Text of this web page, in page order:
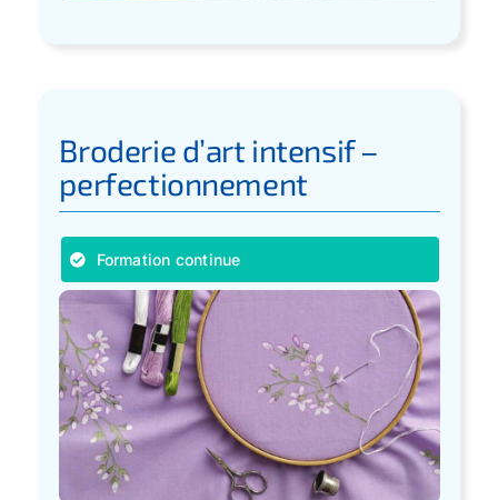
Broderie d’art intensif –
perfectionnement
Formation continue